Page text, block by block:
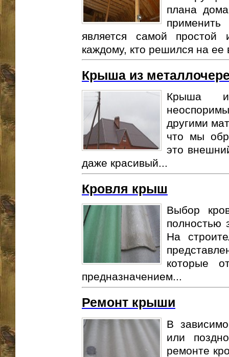
плана
является самой
каждому, кто решился на ее
Крыша из
Крыша
другими
что мы
это
даже красивый...
Кровля крыш
Выбор
полностью
На
которые
предназначением...
Ремонт крыши
В
или
ремонте